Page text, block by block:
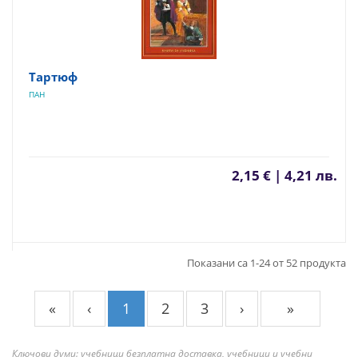
Тартюф
ПАН
2,15 € | 4,21 лв.
Показани са 1-24 от 52 продукта
« ‹ 1 2 3 › »
Ключови думи: учебници безплатна доставка, учебници и учебни